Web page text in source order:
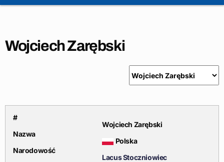
Wojciech Zarębski
#
Nazwa
Wojciech Zarębski
Narodowość
Polska
Lacus Stoczniowiec